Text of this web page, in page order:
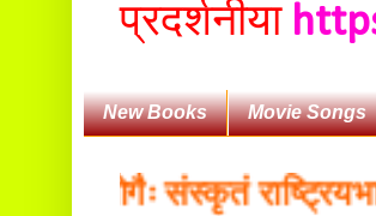
प्रदर्शनीया
New Books Movie Songs
संस्कृतं राष्ट्रियभाषा